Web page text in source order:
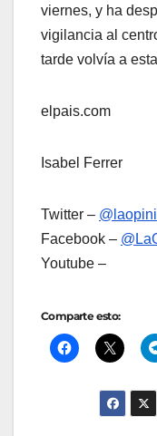
viernes, y ha
vigilancia al
tarde volvía a
elpais.com
Isabel Ferrer
Twitter –
Facebook –
Youtube –
Comparte esto: